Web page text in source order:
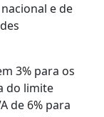
e de
3% para os
do limite
de 6% para